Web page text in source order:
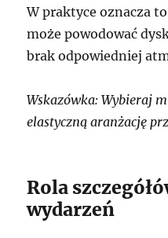
W praktyce oznacza
może powodować
brak odpowiedniej
Wskazówka: Wybieraj
elastyczną aranżację
Rola
wydarzeń